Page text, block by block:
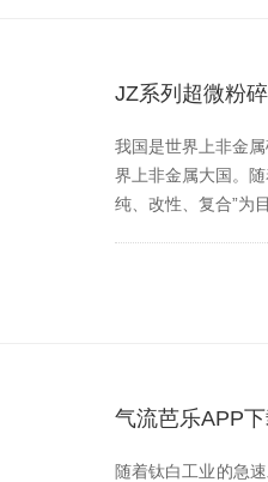
JZ系列超微粉
我国是世界上非金属
界上非金属大国。
纯、改性、复合”
气流芭乐APP
随着钛白工业的急速